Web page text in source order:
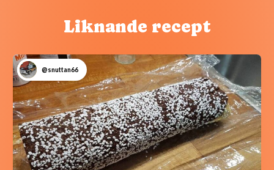
Liknande recept
@snuttan66